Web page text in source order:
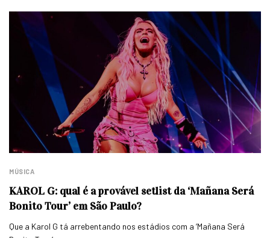
MÚSICA
KAROL G: qual é a provável setlist da ‘Mañana Será
Bonito Tour’ em São Paulo?
Que a Karol G tá arrebentando nos estádios com a ‘Mañana Será